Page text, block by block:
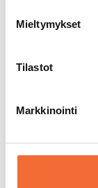
Mieltymykset
Tilastot
Markkinointi
Teatterin
ohjanneet
Sanana